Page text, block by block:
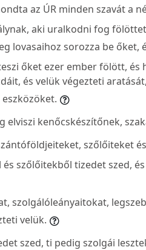
az ÚR minden szavát a
aki uralkodni fog
lovasaihoz sorozza be őket,
őket ezer ember fölött,
és velük végezteti
elviszi kenőcskészítőnek,
szőlőiteket
szőlőitekből tizedet szed,
szolgálóleányaitokat,
velük.
szed, ti pedig szolgái